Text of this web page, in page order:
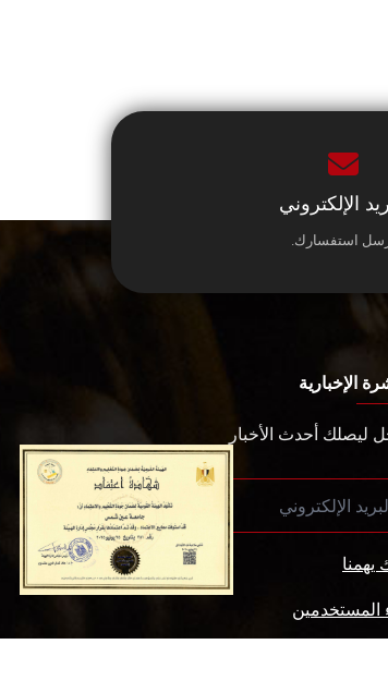
الإلكتروني
استفسارك.
الإخبارية
ليصلك أحدث الأخبار
يهمنا
المستخدمين